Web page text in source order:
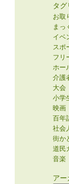
タグ
お取
まっ
イベ
スポ
フリ
ホー
介護
大会
小学
映画
百年
社会
街か
道民
音楽
アー